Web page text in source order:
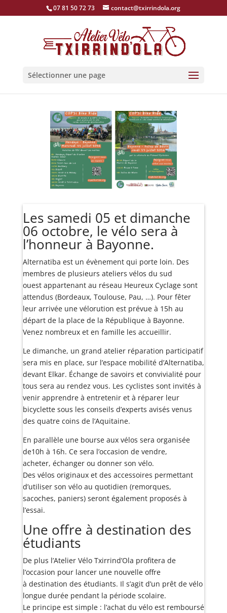
07 81 50 72 73 contact@txirrindola.org
Sélectionner une page
Les samedi 05 et dimanche
06 octobre, le vélo sera à
l’honneur à Bayonne.
Alternatiba est un évènement qui porte loin. Des
membres de plusieurs ateliers vélos du sud
ouest appartenant au réseau Heureux Cyclage sont
attendus (Bordeaux, Toulouse, Pau, …). Pour fêter
leur arrivée une vélorution est prévue à 15h au
départ de la place de la République à Bayonne.
Venez nombreux et en famille les accueillir.
Le dimanche, un grand atelier réparation participatif
sera mis en place, sur l’espace mobilité d’Alternatiba,
devant Elkar. Échange de savoirs et convivialité pour
tous sera au rendez vous. Les cyclistes sont invités à
venir apprendre à entretenir et à réparer leur
bicyclette sous les conseils d’experts avisés venus
des quatre coins de l’Aquitaine.
En parallèle une bourse aux vélos sera organisée
de10h à 16h. Ce sera l’occasion de vendre,
acheter, échanger ou donner son vélo.
Des vélos originaux et des accessoires permettant
d’utiliser son vélo au quotidien (remorques,
sacoches, paniers) seront également proposés à
l’essai.
Une offre à destination des
étudiants
De plus l’Atelier Vélo Txirrind’Ola profitera de
l’occasion pour lancer une nouvelle offre
à destination des étudiants. Il s’agit d’un prêt de vélo
longue durée pendant la période scolaire.
Le principe est simple : l’achat du vélo est remboursé